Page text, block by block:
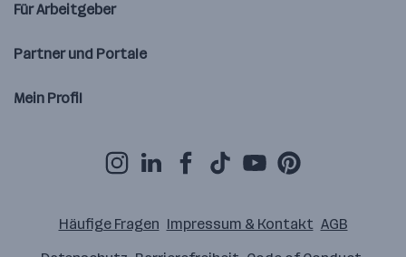
Für Arbeitgeber
Partner und Portale
Mein Profil
Häufige Fragen Impressum & Kontakt AGB